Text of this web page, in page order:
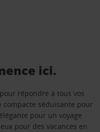
ici.
répondre à tous vos
compacte séduisante pour
pour un voyage
pour des vacances en